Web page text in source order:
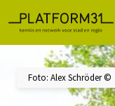
Foto: Alex Schröder ©